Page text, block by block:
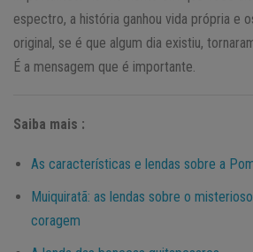
espectro, a história ganhou vida própria e
original, se é que algum dia existiu,
É a mensagem que é importante.
Saiba mais :
As características e lendas sobre a
Muiquiratã: as lendas sobre o
coragem